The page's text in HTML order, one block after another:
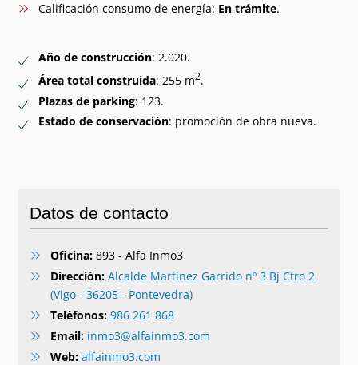
Calificación consumo de energía: En trámite.
Año de construcción: 2.020.
Área total construida: 255 m2.
Plazas de parking: 123.
Estado de conservación: promoción de obra nueva.
Datos de contacto
Oficina:893 - Alfa Inmo3
Dirección: Alcalde Martínez Garrido nº 3 Bj Ctro 2
(Vigo - 36205 - Pontevedra)
Teléfonos: 986 261 868
Email: inmo3@alfainmo3.com
Web: alfainmo3.com